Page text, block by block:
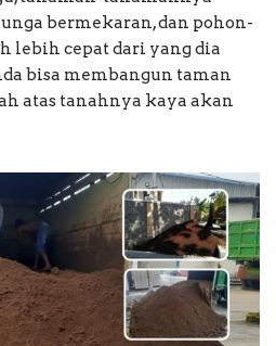
bermekaran, dan pohon-
lebih cepat dari yang dia
bisa membangun taman
atas tanahnya kaya akan